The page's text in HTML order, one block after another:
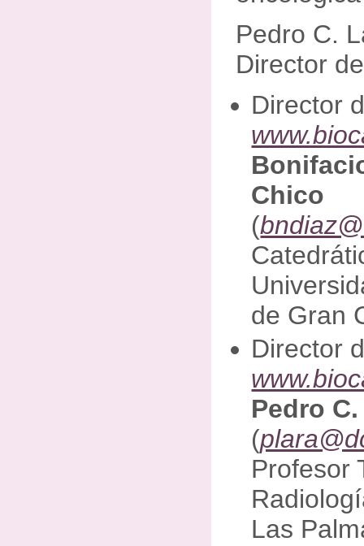
Pedro C.
Director
Director
Chico
(
de Gran
Director
Pedro
(
Profesor
Las